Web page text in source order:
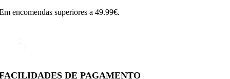
encomendas superiores a 49.99€.
DE PAGAMENTO